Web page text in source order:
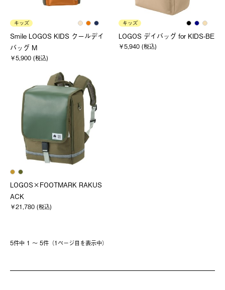
キッズ
Smile LOGOS KIDS クールデイ
バッグ M
￥5,900 (税込)
キッズ
LOGOS デイバッグ for KIDS-BE
￥5,940 (税込)
LOGOS×FOOTMARK RAKUS
ACK
￥21,780 (税込)
5件中 1 〜 5件（1ページ⽬を表⽰中）